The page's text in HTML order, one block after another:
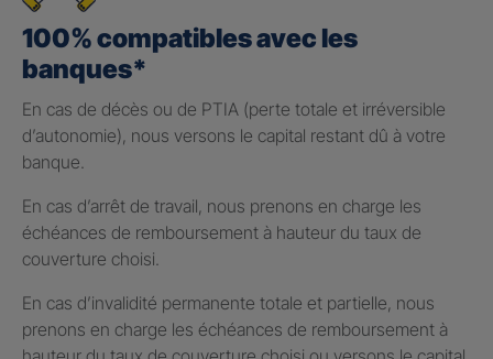
100% compatibles avec les
banques*
En cas de décès ou de PTIA (perte totale et irréversible
d’autonomie), nous versons le capital restant dû à votre
banque.
En cas d’arrêt de travail, nous prenons en charge les
échéances de remboursement à hauteur du taux de
couverture choisi.
En cas d’invalidité permanente totale et partielle, nous
prenons en charge les échéances de remboursement à